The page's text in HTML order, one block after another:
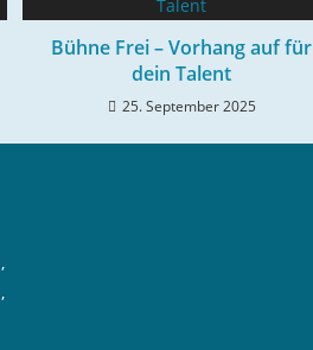
Bühne Frei – Vorhang auf für
dein Talent
25. September 2025